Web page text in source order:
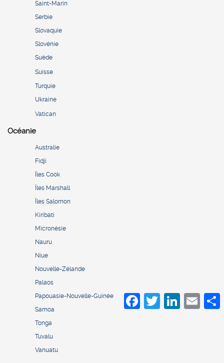
Saint-Marin
Serbie
Slovaquie
Slovénie
Suède
Suisse
Turquie
Ukraine
Vatican
Océanie
Australie
Fidji
Îles Cook
Îles Marshall
Îles Salomon
Kiribati
Micronésie
Nauru
Niue
Nouvelle-Zélande
Palaos
Papouasie-Nouvelle-Guinée
Samoa
Tonga
Tuvalu
Vanuatu
FacebookTwitter LinkedInEmail